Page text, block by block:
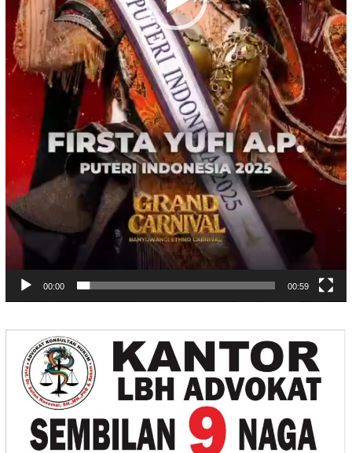
00:00 00:59